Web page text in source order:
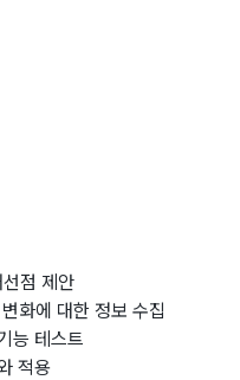
점 제안
화에 대한 정보 수집
능 테스트
적용